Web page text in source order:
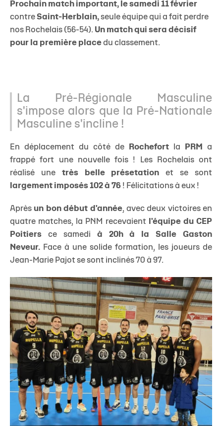
Prochain match important, le samedi 11 février
contre Saint-Herblain, seule équipe qui a fait perdre
nos Rochelais (56-54). Un match qui sera décisif
pour la première place du classement.
La Pré-Régionale Masculine
s'impose alors que la Pré-Nationale
Masculine s'incline !
En déplacement du côté de Rochefort la PRM a
frappé fort une nouvelle fois ! Les Rochelais ont
réalisé une
très belle présetation et se sont
largement imposés 102 à 76 ! Félicitations à eux !
Après un bon début d'année, avec deux victoires en
quatre matches, la PNM recevaient l'équipe du CEP
Poitiers ce samedi à 20h à la Salle Gaston
Neveur. Face à une solide formation, les joueurs de
Jean-Marie Pajot se sont inclinés 70 à 97.